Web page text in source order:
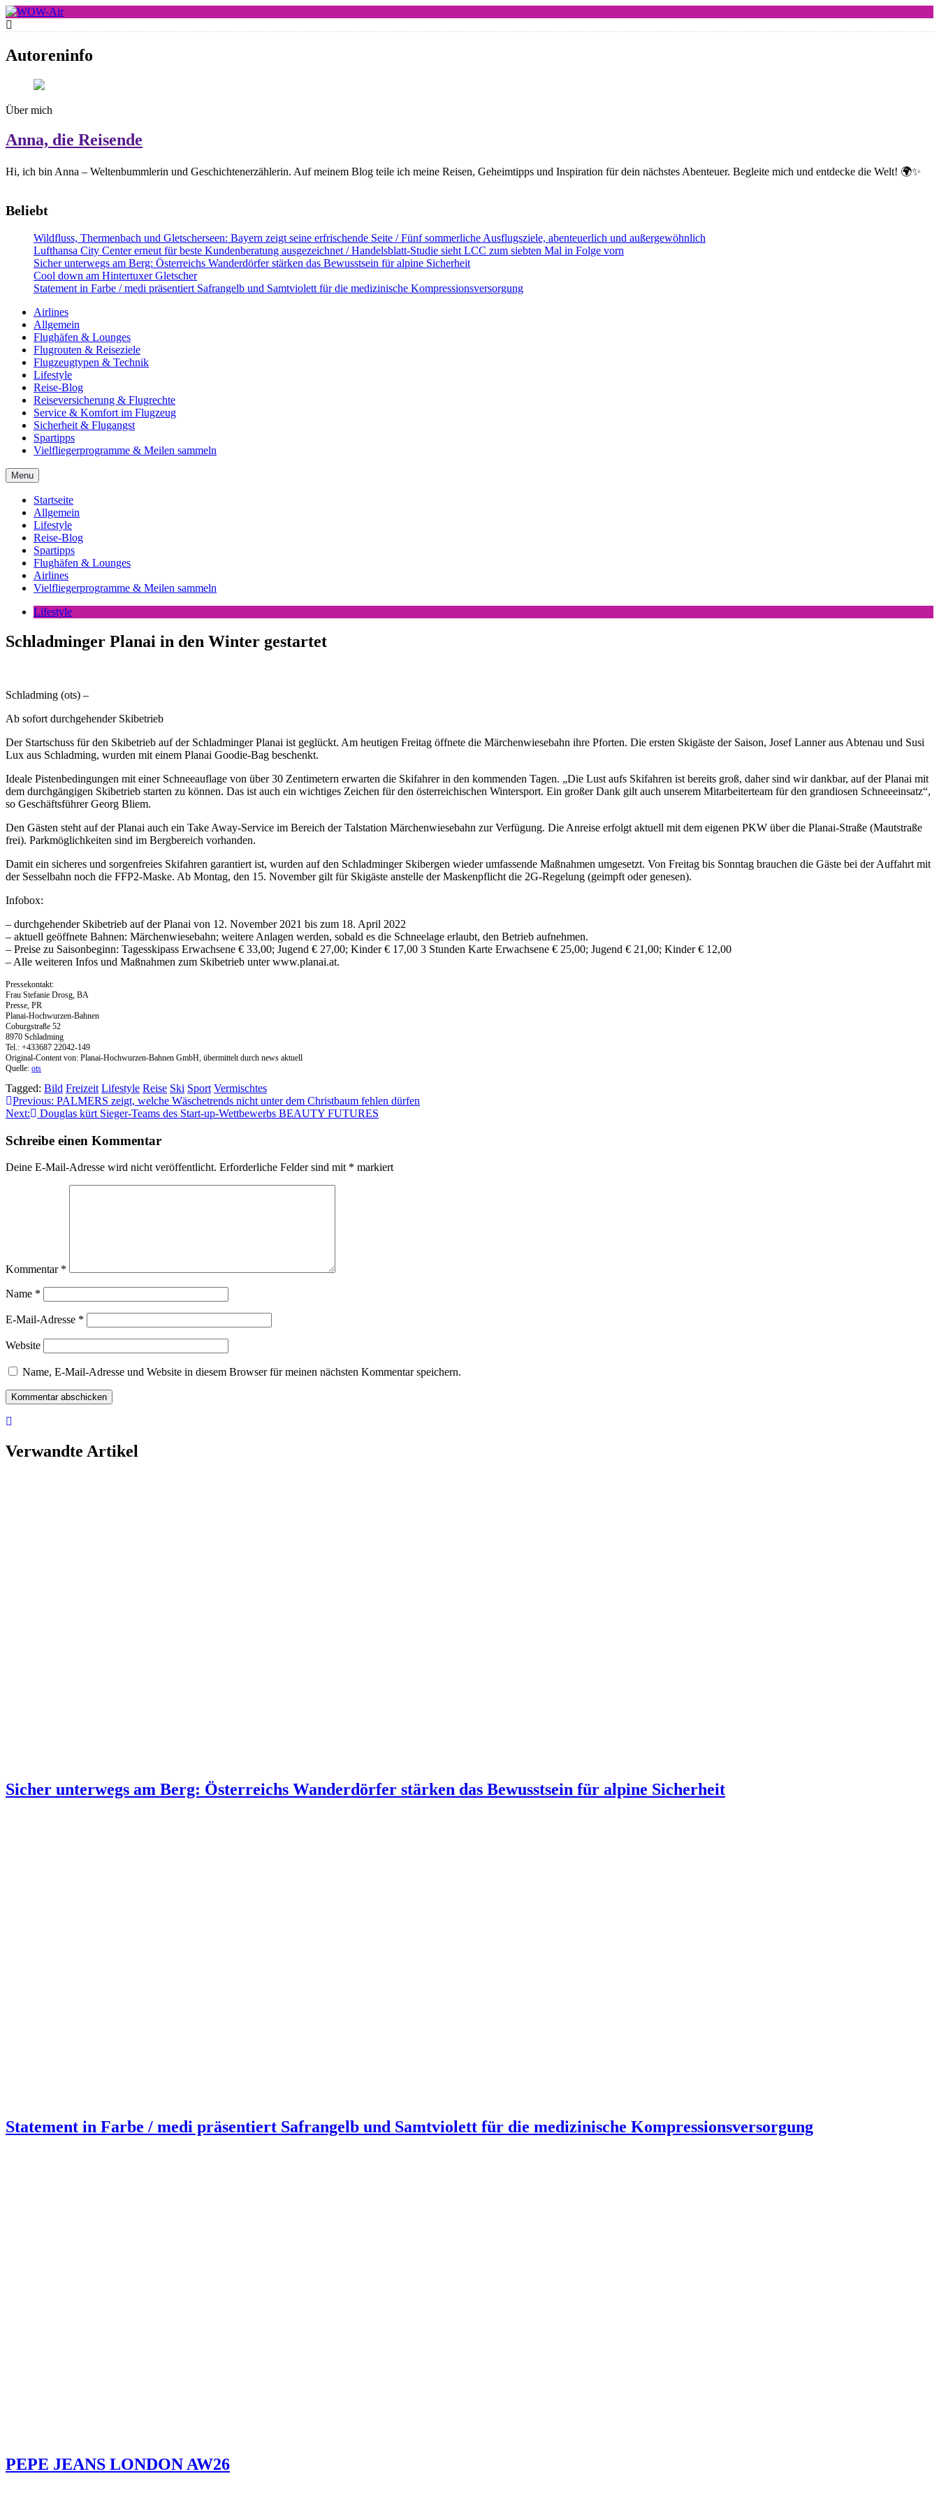
Skip
to
content
WOW-Air
Autoreninfo
Über mich
Anna, die Reisende
Hi, ich bin Anna – Weltenbummlerin und Geschichtenerzählerin. Auf meinem Blog teile ich meine Reisen, Geheimtipps und Inspiration für dein nächstes Abenteuer. Begleite mich und entdecke die Welt! 🌍✨
Beliebt
Wildfluss, Thermenbach und Gletscherseen: Bayern zeigt seine erfrischende Seite / Fünf sommerliche Ausflugsziele, abenteuerlich und außergewöhnlich
Lufthansa City Center erneut für beste Kundenberatung ausgezeichnet / Handelsblatt-Studie sieht LCC zum siebten Mal in Folge vorn
Sicher unterwegs am Berg: Österreichs Wanderdörfer stärken das Bewusstsein für alpine Sicherheit
Cool down am Hintertuxer Gletscher
Statement in Farbe / medi präsentiert Safrangelb und Samtviolett für die medizinische Kompressionsversorgung
Airlines
Allgemein
Flughäfen & Lounges
Flugrouten & Reiseziele
Flugzeugtypen & Technik
Lifestyle
Reise-Blog
Reiseversicherung & Flugrechte
Service & Komfort im Flugzeug
Sicherheit & Flugangst
Spartipps
Vielfliegerprogramme & Meilen sammeln
Menu
Startseite
Allgemein
Lifestyle
Reise-Blog
Spartipps
Flughäfen & Lounges
Airlines
Vielfliegerprogramme & Meilen sammeln
Lifestyle
Schladminger Planai in den Winter gestartet
Schladming (ots) –
Ab sofort durchgehender Skibetrieb
Der Startschuss für den Skibetrieb auf der Schladminger Planai ist geglückt. Am heutigen Freitag öffnete die Märchenwiesebahn ihre Pforten. Die ersten Skigäste der Saison, Josef Lanner aus Abtenau und Susi
Lux aus Schladming, wurden mit einem Planai Goodie-Bag beschenkt.
Ideale Pistenbedingungen mit einer Schneeauflage von über 30 Zentimetern erwarten die Skifahrer in den kommenden Tagen. „Die Lust aufs Skifahren ist bereits groß, daher sind wir dankbar, auf der Planai mit
dem durchgängigen Skibetrieb starten zu können. Das ist auch ein wichtiges Zeichen für den österreichischen Wintersport. Ein großer Dank gilt auch unserem Mitarbeiterteam für den grandiosen Schneeeinsatz“,
so Geschäftsführer Georg Bliem.
Den Gästen steht auf der Planai auch ein Take Away-Service im Bereich der Talstation Märchenwiesebahn zur Verfügung. Die Anreise erfolgt aktuell mit dem eigenen PKW über die Planai-Straße (Mautstraße
frei). Parkmöglichkeiten sind im Bergbereich vorhanden.
Damit ein sicheres und sorgenfreies Skifahren garantiert ist, wurden auf den Schladminger Skibergen wieder umfassende Maßnahmen umgesetzt. Von Freitag bis Sonntag brauchen die Gäste bei der Auffahrt mit
der Sesselbahn noch die FFP2-Maske. Ab Montag, den 15. November gilt für Skigäste anstelle der Maskenpflicht die 2G-Regelung (geimpft oder genesen).
Infobox:
– durchgehender Skibetrieb auf der Planai von 12. November 2021 bis zum 18. April 2022
– aktuell geöffnete Bahnen: Märchenwiesebahn; weitere Anlagen werden, sobald es die Schneelage erlaubt, den Betrieb aufnehmen.
– Preise zu Saisonbeginn: Tagesskipass Erwachsene € 33,00; Jugend € 27,00; Kinder € 17,00 3 Stunden Karte Erwachsene € 25,00; Jugend € 21,00; Kinder € 12,00
– Alle weiteren Infos und Maßnahmen zum Skibetrieb unter www.planai.at.
Pressekontakt:
Frau Stefanie Drosg, BA
Presse, PR
Planai-Hochwurzen-Bahnen
Coburgstraße 52
8970 Schladming
Tel.: +433687 22042-149
Original-Content von: Planai-Hochwurzen-Bahnen GmbH, übermittelt durch news aktuell
Quelle: ots
Tagged: Bild Freizeit Lifestyle Reise Ski Sport Vermischtes
Beitragsnavigation
Previous: PALMERS zeigt, welche Wäschetrends nicht unter dem Christbaum fehlen dürfen
Next:
Douglas kürt Sieger-Teams des Start-up-Wettbewerbs BEAUTY FUTURES
Schreibe einen Kommentar
Deine E-Mail-Adresse wird nicht veröffentlicht. Erforderliche Felder sind mit * markiert
Kommentar *
Name *
E-Mail-Adresse *
Website
Name, E-Mail-Adresse und Website in diesem Browser für meinen nächsten Kommentar speichern.
Verwandte Artikel
Sicher unterwegs am Berg: Österreichs Wanderdörfer stärken das Bewusstsein für alpine Sicherheit
Statement in Farbe / medi präsentiert Safrangelb und Samtviolett für die medizinische Kompressionsversorgung
PEPE JEANS LONDON AW26